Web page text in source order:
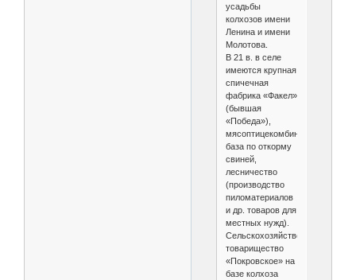
усадьбы
колхозов имени
Ленина и имени
Молотова.
В 21 в. в селе
имеются крупная
спичечная
фабрика «Факел»
(бывшая
«Победа»),
мясоптицекомбинат,
база по откорму
свиней,
лесничество
(производство
пиломатериалов
и др. товаров для
местных нужд).
Сельскохозяйственное
товарищество
«Покровское» на
базе колхоза